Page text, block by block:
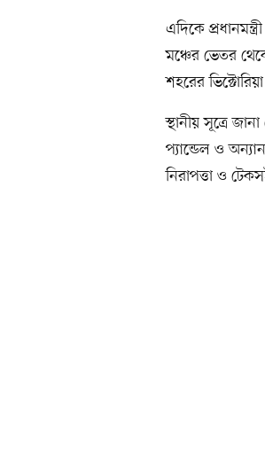
এদিকে
মঞ্চের ভেতর
শহরের
স্থানীয় সূত্রে
প্যান্ডেল ও
নিরাপত্তা ও